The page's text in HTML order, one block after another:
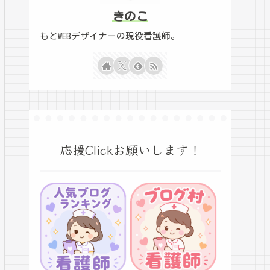
きのこ
もとWEBデザイナーの現役看護師。
応援Clickお願いします！